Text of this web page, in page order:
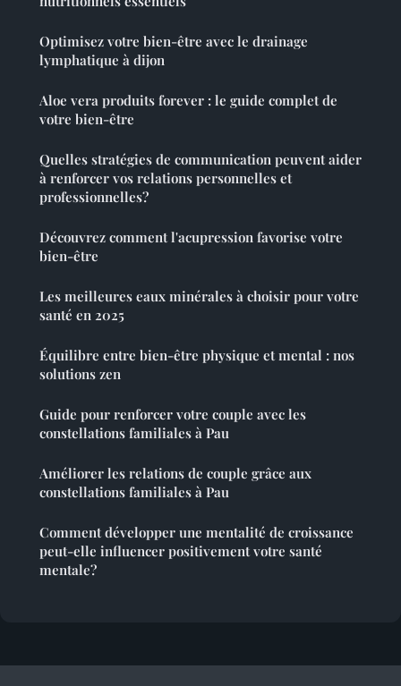
Optimisez votre bien-être avec le drainage
lymphatique à dijon
Aloe vera produits forever : le guide complet de
votre bien-être
Quelles stratégies de communication peuvent aider
à renforcer vos relations personnelles et
professionnelles?
Découvrez comment l'acupression favorise votre
bien-être
Les meilleures eaux minérales à choisir pour votre
santé en 2025
Équilibre entre bien-être physique et mental : nos
solutions zen
Guide pour renforcer votre couple avec les
constellations familiales à Pau
Améliorer les relations de couple grâce aux
constellations familiales à Pau
Comment développer une mentalité de croissance
peut-elle influencer positivement votre santé
mentale?